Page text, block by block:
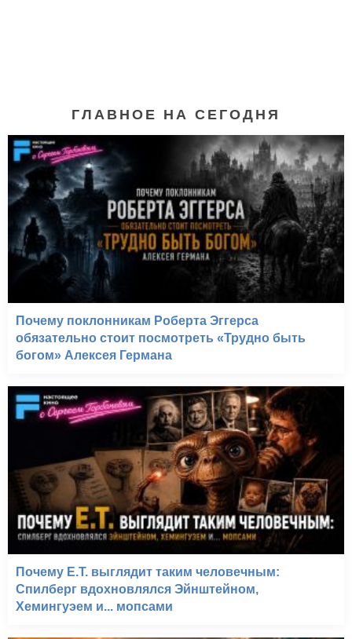
Ромео и Джульетта
ГЛАВНОЕ НА СЕГОДНЯ
Почему поклонникам Роберта Эггерса
обязательно стоит посмотреть «Трудно быть
богом» Алексея Германа
Почему E.T. выглядит таким человечным:
Спилберг вдохновлялся Эйнштейном,
Хемингуэем и... мопсами